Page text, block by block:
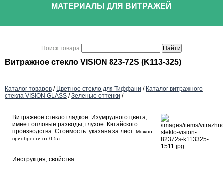
МАТЕРИАЛЫ ДЛЯ ВИТРАЖЕЙ
Поиск товара
Витражное стекло VISION 823-72S (K113-325)
Каталог товаров / Цветное стекло для Тиффани / Каталог витражного
стекла VISION GLASS /Зеленые оттенки /
Витражное стекло гладкое. Изумрудного цвета,
имеет опловые разводы, глухое. Китайского
производства. Стоимость указана за лист. Можно
приобрести от 0,5л.
Инструкция, свойства: